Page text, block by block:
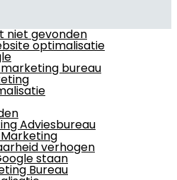
niet gevonden
optimalisatie
bureau
Adviesbureau
verhogen
staan
Bureau